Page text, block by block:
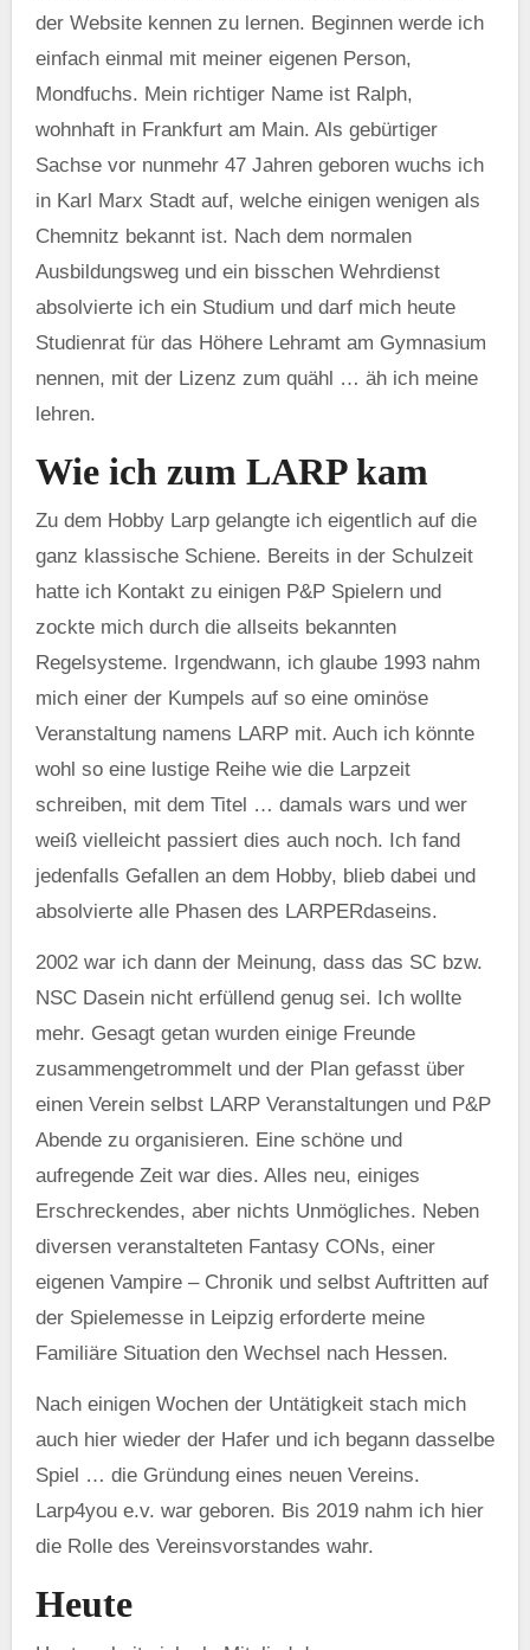
der Website kennen zu lernen. Beginnen werde ich
einfach einmal mit meiner eigenen Person,
Mondfuchs. Mein richtiger Name ist Ralph,
wohnhaft in Frankfurt am Main. Als gebürtiger
Sachse vor nunmehr 47 Jahren geboren wuchs ich
in Karl Marx Stadt auf, welche einigen wenigen als
Chemnitz bekannt ist. Nach dem normalen
Ausbildungsweg und ein bisschen Wehrdienst
absolvierte ich ein Studium und darf mich heute
Studienrat für das Höhere Lehramt am Gymnasium
nennen, mit der Lizenz zum quähl … äh ich meine
lehren.
Wie ich zum LARP kam
Zu dem Hobby Larp gelangte ich eigentlich auf die
ganz klassische Schiene. Bereits in der Schulzeit
hatte ich Kontakt zu einigen P&P Spielern und
zockte mich durch die allseits bekannten
Regelsysteme. Irgendwann, ich glaube 1993 nahm
mich einer der Kumpels auf so eine ominöse
Veranstaltung namens LARP mit. Auch ich könnte
wohl so eine lustige Reihe wie die Larpzeit
schreiben, mit dem Titel … damals wars und wer
weiß vielleicht passiert dies auch noch. Ich fand
jedenfalls Gefallen an dem Hobby, blieb dabei und
absolvierte alle Phasen des LARPERdaseins.
2002 war ich dann der Meinung, dass das SC bzw.
NSC Dasein nicht erfüllend genug sei. Ich wollte
mehr. Gesagt getan wurden einige Freunde
zusammengetrommelt und der Plan gefasst über
einen Verein selbst LARP Veranstaltungen und P&P
Abende zu organisieren. Eine schöne und
aufregende Zeit war dies. Alles neu, einiges
Erschreckendes, aber nichts Unmögliches. Neben
diversen veranstalteten Fantasy CONs, einer
eigenen Vampire – Chronik und selbst Auftritten auf
der Spielemesse in Leipzig erforderte meine
Familiäre Situation den Wechsel nach Hessen.
Nach einigen Wochen der Untätigkeit stach mich
auch hier wieder der Hafer und ich begann dasselbe
Spiel … die Gründung eines neuen Vereins.
Larp4you e.v. war geboren. Bis 2019 nahm ich hier
die Rolle des Vereinsvorstandes wahr.
Heute